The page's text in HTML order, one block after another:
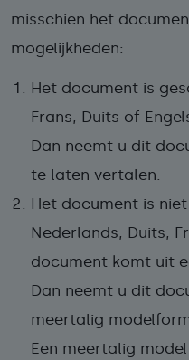
misschien het
mogelijkheden:
Het document is
Frans, Duits of
Dan neemt u dit
te laten vertalen.
Het document is
Nederlands, Duits,
document komt uit
Dan neemt u dit
meertalig
Een meertalig